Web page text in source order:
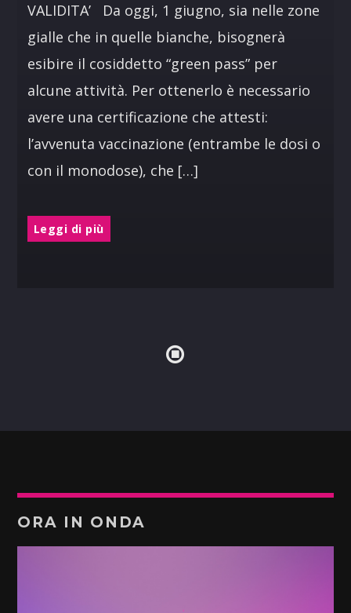
VALIDITA’ Da oggi, 1 giugno, sia nelle zone
gialle che in quelle bianche, bisognerà
esibire il cosiddetto “green pass” per
alcune attività. Per ottenerlo è necessario
avere una certificazione che attesti:
l’avvenuta vaccinazione (entrambe le dosi o
con il monodose), che […]
Leggi di più
ORA IN ONDA